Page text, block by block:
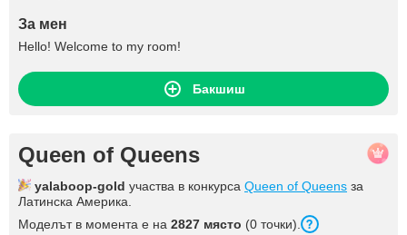
За мен
Hello! Welcome to my room!
Бакшиш
Queen of Queens
yalaboop-gold участва в конкурса Queen of Queens за
Латинска Америка.
Моделът в момента е на 2827 място (0 точки).